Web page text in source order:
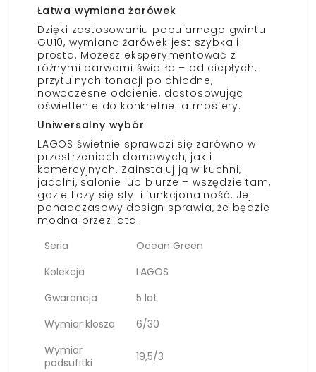
Łatwa wymiana żarówek
Dzięki zastosowaniu popularnego gwintu
GU10, wymiana żarówek jest szybka i
prosta. Możesz eksperymentować z
różnymi barwami światła – od ciepłych,
przytulnych tonacji po chłodne,
nowoczesne odcienie, dostosowując
oświetlenie do konkretnej atmosfery.
Uniwersalny wybór
LAGOS świetnie sprawdzi się zarówno w
przestrzeniach domowych, jak i
komercyjnych. Zainstaluj ją w kuchni,
jadalni, salonie lub biurze – wszędzie tam,
gdzie liczy się styl i funkcjonalność. Jej
ponadczasowy design sprawia, że będzie
modna przez lata.
Seria
Ocean Green
Kolekcja
LAGOS
Gwarancja
5 lat
Wymiar klosza
6/30
Wymiar
podsufitki
19,5/3